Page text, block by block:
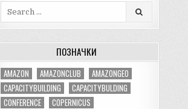
ПОЗНАЧКИ
AMAZON AMAZONCLUB
AMAZONGEO
CAPACITYBUILDING
CAPACITYBULDING
CONFERENCE
COPERNICUS